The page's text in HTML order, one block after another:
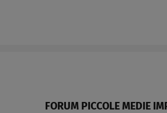
FORUM PICCOLE MEDIE